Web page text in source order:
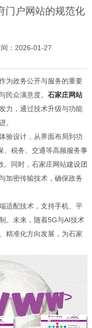
门户网站的规范化
：2026-01-27
政务公开与服务的重要
民众满意度。 石家庄网站
力，通过技术升级与功能
。
设计，从界面布局到功
、税务、交通等高频服务事
。同时，石家庄网站建设团
加密传输技术，确保政务
配技术，支持手机、平
。未来，随着5G与AI技术
精准化方向发展，为石家